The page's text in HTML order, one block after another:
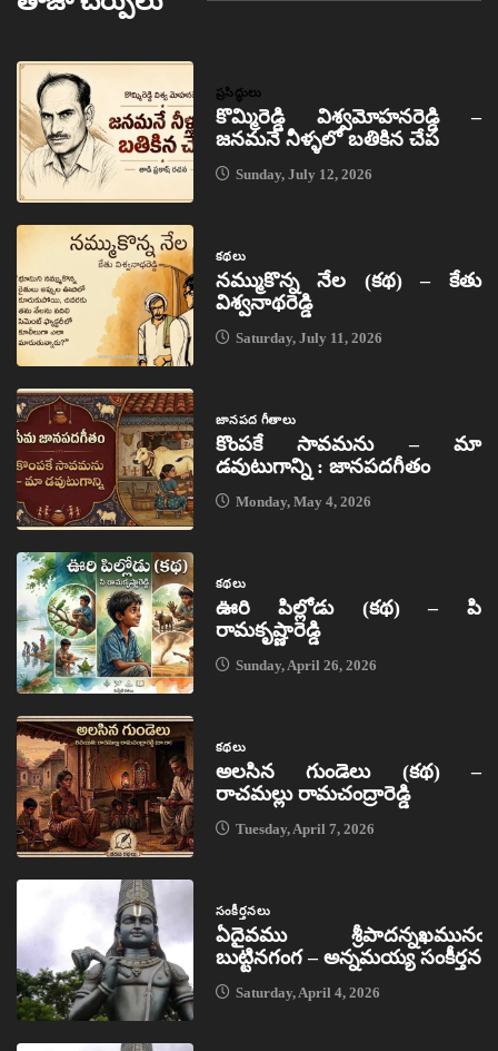
ప్రసిద్ధులు
కొమ్మిరెడ్డి విశ్వమోహనరెడ్డి –
జనమనే నీళ్ళలో బతికిన చేప
Sunday, July 12, 2026
కథలు
నమ్ముకొన్న నేల (కథ) – కేతు
విశ్వనాథరెడ్డి
Saturday, July 11, 2026
జానపద గీతాలు
కొంపకే సావమను – మా
డవుటుగాన్ని : జానపదగీతం
Monday, May 4, 2026
కథలు
ఊరి పిల్లోడు (కథ) – పి
రామకృష్ణారెడ్డి
Sunday, April 26, 2026
కథలు
అలసిన గుండెలు (కథ) –
రాచమల్లు రామచంద్రారెడ్డి
Tuesday, April 7, 2026
సంకీర్తనలు
ఏదైవము శ్రీపాదన్నఖమునఁ
బుట్టినగంగ – అన్నమయ్య సంకీర్తన
Saturday, April 4, 2026